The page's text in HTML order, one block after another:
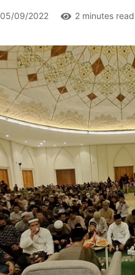
05/09/2022 2 minutes read